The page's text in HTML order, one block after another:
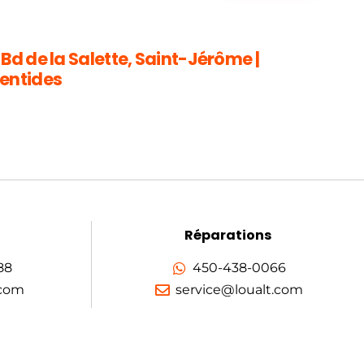
de la Salette, Saint-Jérôme |
Réparations
450-438-0066
service@loualt.com